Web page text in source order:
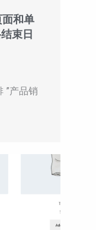
和单
束日
”产品销